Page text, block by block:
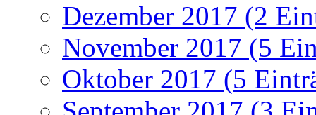
Dezember 2017 (2
November 2017 (5
Oktober 2017 (5